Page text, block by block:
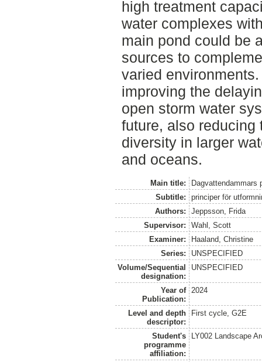
high treatment
water complexes
main pond could be
sources to
varied
improving the
open storm water
future, also
diversity in larger
and oceans.
Main title:
Dagvattendammars
Subtitle:
principer för
Authors:
Jeppsson, Frida
Supervisor:
Wahl, Scott
Examiner:
Haaland, Christine
Series:
UNSPECIFIED
Volume/Sequential
designation:
UNSPECIFIED
Year of
Publication:
2024
Level and depth
descriptor:
First cycle, G2E
Student's
programme
affiliation:
LY002 Landscape